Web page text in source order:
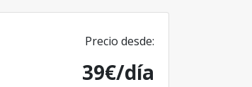
Precio desde:
39€/día